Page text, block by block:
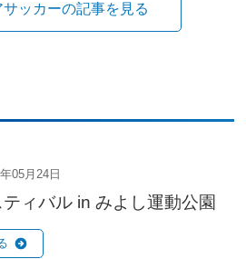
ッカーの記事を見る
05月24日
ィバル in みよし運動公園